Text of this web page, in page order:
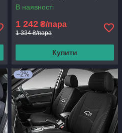
В наявності
1 242 ₴/пара
1 334 ₴/пара
Купити
–2%